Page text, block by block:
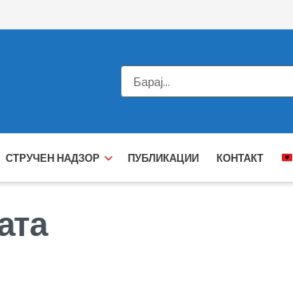
СТРУЧЕН НАДЗОР ПУБЛИКАЦИИ КОНТАКТ